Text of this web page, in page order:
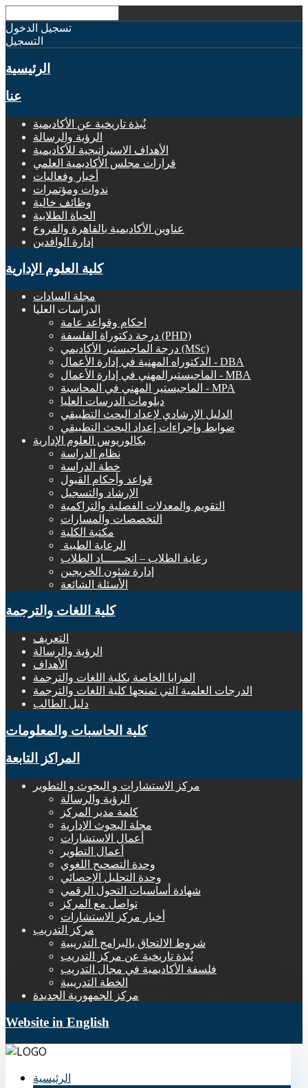
تسجيل الدخول
التسجيل
الرئيسية
عنا
نُبذة تاريخية عن الأكاديمية
الرؤية والرسالة
الأهداف الاستراتيجية للأكاديمية
قرارات مجلس الأكاديمية العلمي
أخبار وفعاليات
ندوات ومؤتمرات
وظائف خالية
الحياة الطلابية
عناوين الأكاديمية بالقاهرة والفروع
إدارة الوافدين
كلية العلوم الإدارية
مجلة السادات
الدراسات العليا
احكام وقواعد عامة
درجة دكتوراة الفلسفة (PHD)
درجة الماجيستير الأكاديمي (MSc)
الدكتوراه المهنية في إدارة الأعمال - DBA
الماجيستيرالمهني في إدارة الأعمال - MBA
الماجيستير المهني في المحاسبة - MPA
دبلومات الدرسات العليا
الدليل الإرشادي لإعداد البحث التطبيقي
ضوابط وإجراءات إعداد البحث التطبيقي
بكالوريوس العلوم الإدارية
نظام الدراسة
خطة الدراسة
قواعد وأحكام القبول
الإرشاد والتسجيل
التقويم والمعدلات الفصلية والتراكمية
التخصصات والمسارات
مكتبة الكلية
الرعاية الطبية ‏
رعاية الطلاب – اتحــــــاد الطلاب
إدارة شئون الخريجين
الأسئلة الشائعة
كلية اللغات والترجمة
التعريف
الرؤية والرسالة
الأهداف
المزايا الخاصة بكلية اللغات والترجمة
الدرجات العلمية التي تمنحها كلية اللغات والترجمة
دليل الطالب
كلية الحاسبات والمعلومات
المراكز التابعة
مركز الاستشارات و البحوث و التطوير
الرؤية والرسالة
كلمة مدير المركز
مجلة البحوث الإدارية
أعمال الاستشارات
أعمال التطوير
وحدة التصحيح اللغوي
وحدة التحليل الإحصائي
شهادة أساسيات التحول الرقمي
تواصل مع المركز
أخبار مركز الاستشارات
مركز التدريب
شروط الالتحاق بالبرامج التدريبية
نُبذة تاريخية عن مركز التدريب
فلسفة الأكاديمية في مجال التدريب
الخطة التدريبية
مركز الجمهورية الجديدة
Website in English
الرئيسية